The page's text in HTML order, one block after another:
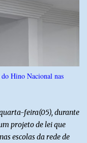
do Rio Grande
A mobilização,
ocorreu às 16h, no
reúne
da Polícia Civil
do Ceará, reforçando a
e intensificando o
interestadual. As
Hino Nacional nas
feira(05), durante
projeto de lei que
escolas da rede de